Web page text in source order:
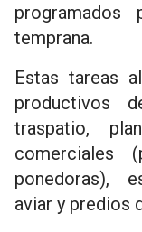
temprana.
Estas tareas
productivos
traspatio,
comerciales
ponedoras),
aviar y predios